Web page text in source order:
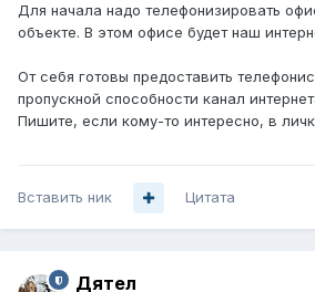
Для начала надо телефонизировать
объекте. В этом офисе будет наш
От себя готовы предоставить
пропускной способности канал
Пишите, если кому-то интересно, в
Вставить ник Цитата
Дятел